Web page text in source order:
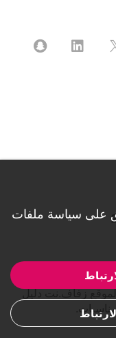
على سياسة ملفات